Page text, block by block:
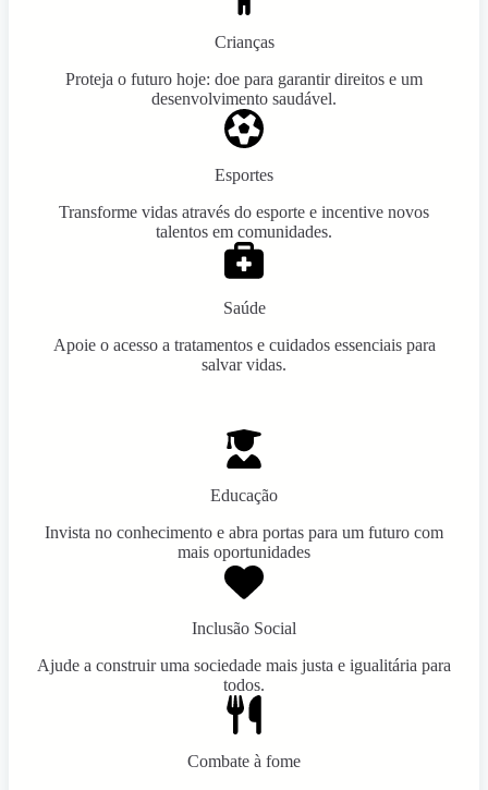
Crianças
Proteja o futuro hoje: doe para garantir direitos e um
desenvolvimento saudável.
Esportes
Transforme vidas através do esporte e incentive novos
talentos em comunidades.
Saúde
Apoie o acesso a tratamentos e cuidados essenciais para
salvar vidas.
Educação
Invista no conhecimento e abra portas para um futuro com
mais oportunidades
Inclusão Social
Ajude a construir uma sociedade mais justa e igualitária para
todos.
Combate à fome